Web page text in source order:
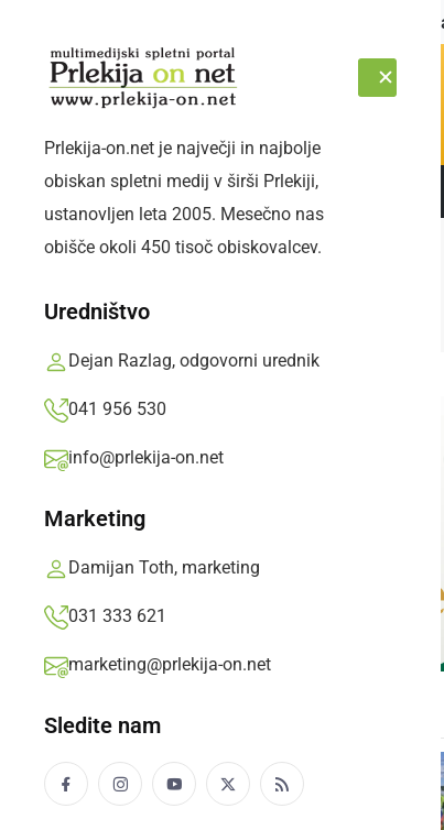
SOBOTA, 8. AVGUST 2026 Sledite nam:
Prlekija-on.net je največji in najbolje
obiskan spletni medij v širši Prlekiji,
ustanovljen leta 2005. Mesečno nas
obišče okoli 450 tisoč obiskovalcev.
Uredništvo
Dejan Razlag, odgovorni urednik
041 956 530
info@prlekija-on.net
Marketing
Damijan Toth, marketing
031 333 621
marketing@prlekija-on.net
Sledite nam